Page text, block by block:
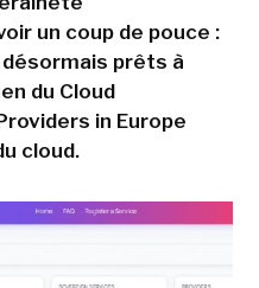
un coup de pouce :
prêts à
du Cloud
in Europe
cloud.